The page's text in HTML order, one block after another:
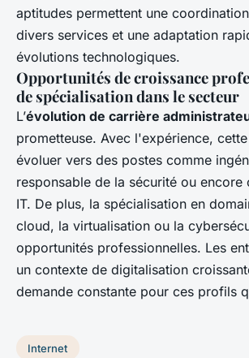
aptitudes permettent une
divers services et une adaptation
évolutions technologiques.
Opportunités de croissance
de spécialisation dans le secteur
L’évolution de carrière
prometteuse. Avec l'expérience,
évoluer vers des postes comme
responsable de la sécurité ou
IT. De plus, la spécialisation en
cloud, la virtualisation ou la
opportunités professionnelles. Les
un contexte de digitalisation
demande constante pour ces profils
Internet